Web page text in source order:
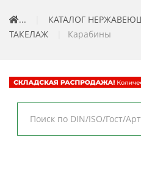
... КАТАЛОГ
ТАКЕЛАЖ
Карабины